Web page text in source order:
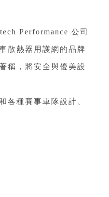
Performance 公司
散熱器用護網的品牌
稱，將安全與優美設
各種賽事車隊設計、